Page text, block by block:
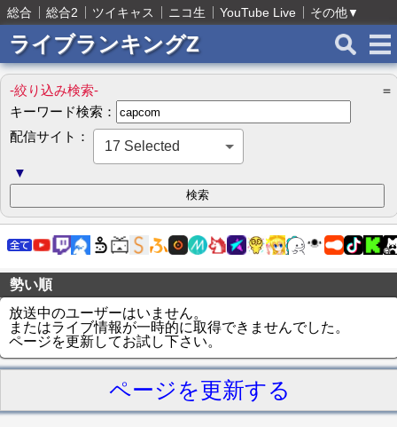
総合 総合2 ツイキャス ニコ生 YouTube Live その他▼
ライブランキングZ
-絞り込み検索-
＝
キーワード検索：
配信サイト：
17 Selected
▼
勢い順
放送中のユーザーはいません。
またはライブ情報が一時的に取得できませんでした。
ページを更新してお試し下さい。
ページを更新する